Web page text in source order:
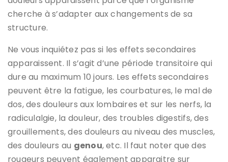
cherche à s’adapter aux changements de sa
structure.
Ne vous inquiétez pas si les effets secondaires
apparaissent. Il s’agit d’une période transitoire qui
dure au maximum 10 jours. Les effets secondaires
peuvent être la fatigue, les courbatures, le mal de
dos, des douleurs aux lombaires et sur les nerfs, la
radiculalgie, la douleur, des troubles digestifs, des
grouillements, des douleurs au niveau des muscles,
des douleurs au genou, etc. Il faut noter que des
rougeurs peuvent également apparaitre sur